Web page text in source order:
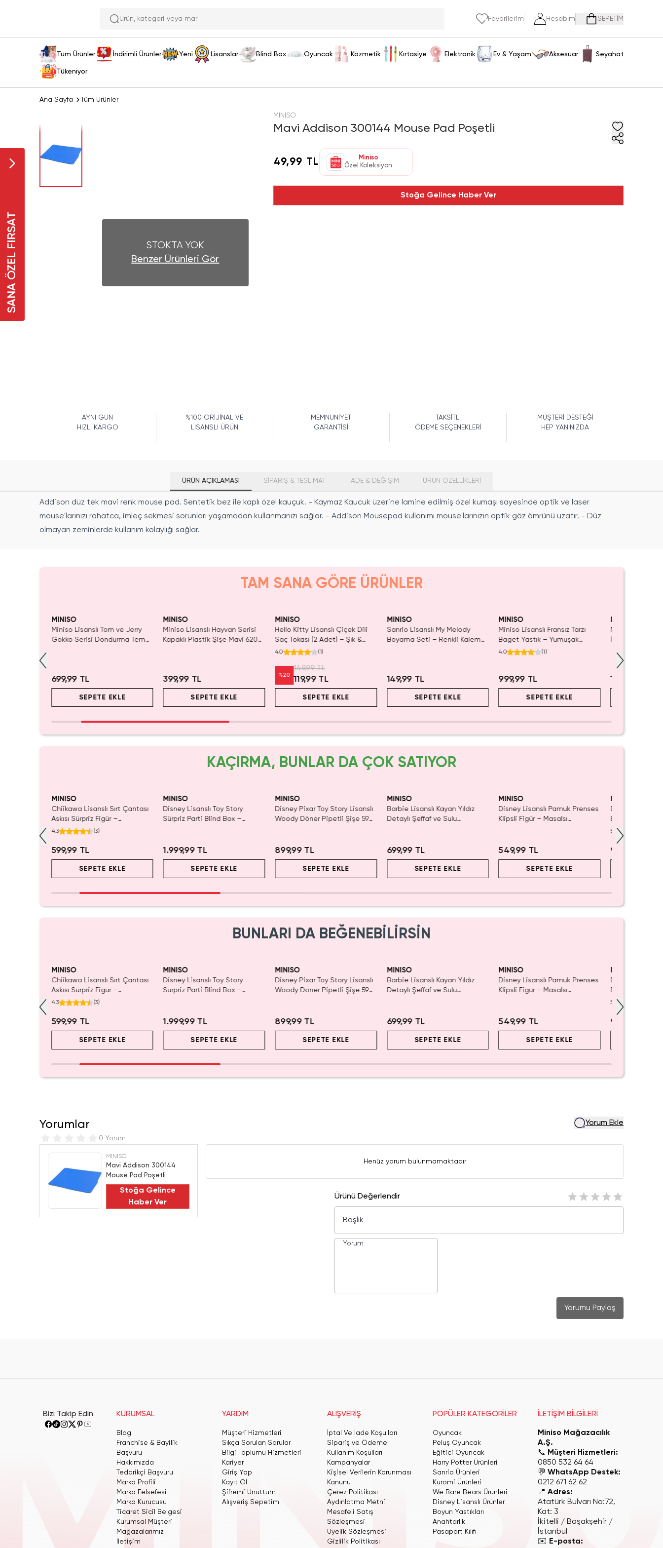
Ürün, kate Favorilerim Hesabım SEPETİM
Tüm Ürünler İndirimli Ürünler Yeni Lisanslar Blind Box Oyuncak Kozmetik Kırtasiye Elektronik Ev & Yaşam Aksesuar Seyahat
Tükeniyor
SANA ÖZEL FIRSAT
Ana Sayfa Tüm Ürünler
STOKTA YOK
Benzer Ürünleri Gör
MINISO
Mavi Addison 300144 Mouse Pad Poşetli
49,99 TL
Miniso
Özel Koleksiyon
Stoğa Gelince Haber Ver
AYNI GÜN
HIZLI KARGO
%100 ORİJİNAL VE
LİSANSLI ÜRÜN
MEMNUNİYET
GARANTİSİ
TAKSİTLİ
ÖDEME SEÇENEKLERİ
MÜŞTERİ DESTEĞİ
HEP YANINIZDA
ÜRÜN AÇIKLAMASI SİPARİŞ & TESLİMAT İADE & DEĞİŞİM ÜRÜN ÖZELLIKLERI
Addison düz tek mavi renk mouse pad. Sentetik bez ile kaplı özel kauçuk. - Kaymaz Kaucuk üzerine lamine edilmiş özel kumaşı sayesinde optik ve laser
mouse'larınızı rahatca, imleç sekmesi sorunları yaşamadan kullanmanızı sağlar. - Addison Mousepad kullanımı mouse'larınızın optik göz ömrünü uzatır. - Düz
olmayan zeminlerde kullanım kolaylığı sağlar.
TAM SANA GÖRE ÜRÜNLER
MINISO
Miniso Lisanslı Tom ve Jerry
Gokko Serisi Dondurma Temalı
699,99 TL
SEPETE EKLE
MINISO
Miniso Lisanslı Hayvan Serisi
Kapaklı Plastik Şişe Mavi 620
399,99 TL
SEPETE EKLE
MINISO
Hello Kitty Lisanslı Çiçek Dili
Saç Tokası (2 Adet) – Şık &
Esnek Tasarım
4.0 (1)
%20
149,99 TL
119,99 TL
SEPETE EKLE
MINISO
Sanrio Lisanslı My Melody
Boyama Seti – Renkli Kalem
149,99 TL
SEPETE EKLE
MINISO
Miniso Lisanslı Fransız Tarzı
Baget Yastık – Yumuşak
Dekoratif 37 Cm
4.0 (1)
999,99 TL
SEPETE EKLE
Mysterious
109,99 TL
KAÇIRMA, BUNLAR DA ÇOK SATIYOR
MINISO
Chiikawa Lisanslı Sırt Çantası
Askısı Sürpriz Figür –
Koleksiyonluk Blind Box
4.3 (3)
599,99 TL
SEPETE EKLE
MINISO
Disney Lisanslı Toy Story
Sürpriz Parti Blind Box –
1.999,99 TL
SEPETE EKLE
MINISO
Disney Pixar Toy Story Lisanslı
Woody Döner Pipetli Şişe 590
899,99 TL
SEPETE EKLE
MINISO
Barbie Lisanslı Kayan Yıldız
Detaylı Şeffaf ve Sulu
699,99 TL
SEPETE EKLE
MINISO
Disney Lisanslı Pamuk Prenses
Klipsli Figür – Masalsı
549,99 TL
SEPETE EKLE
Disney Lisanslı
Blind Box –
Eğlenceli
5.0
999,99 TL
BUNLARI DA BEĞENEBİLİRSİN
MINISO
Chiikawa Lisanslı Sırt Çantası
Askısı Sürpriz Figür –
Koleksiyonluk Blind Box
4.3 (3)
599,99 TL
SEPETE EKLE
MINISO
Disney Lisanslı Toy Story
Sürpriz Parti Blind Box –
1.999,99 TL
SEPETE EKLE
MINISO
Disney Pixar Toy Story Lisanslı
Woody Döner Pipetli Şişe 590
899,99 TL
SEPETE EKLE
MINISO
Barbie Lisanslı Kayan Yıldız
Detaylı Şeffaf ve Sulu
699,99 TL
SEPETE EKLE
MINISO
Disney Lisanslı Pamuk Prenses
Klipsli Figür – Masalsı
549,99 TL
SEPETE EKLE
Disney Lisanslı
Blind Box –
Eğlenceli
5.0
999,99 TL
Yorumlar
0 Yorum
Yorum Ekle
MINISO
Mavi Addison 300144
Mouse Pad Poşetli
Stoğa Gelince
Haber Ver
Henüz yorum bulunmamaktadır
Ürünü Değerlendir
Yorumu Paylaş
Bizi Takip Edin KURUMSAL
Blog
Franchise & Bayilik
Başvuru
Hakkımızda
Tedarikçi Başvuru
Marka Profili
Marka Felsefesi
Marka Kurucusu
Ticaret Sicil Belgesi
Kurumsal Müşteri
Mağazalarımız
İletişim
YARDIM
Müşteri Hizmetleri
Sıkça Sorulan Sorular
Bilgi Toplumu Hizmetleri
Kariyer
Giriş Yap
Kayıt Ol
Şifremi Unuttum
Alışveriş Sepetim
ALIŞVERİŞ
İptal Ve İade Koşulları
Sipariş ve Ödeme
Kullanım Koşulları
Kampanyalar
Kişisel Verilerin Korunması
Kanunu
Çerez Politikası
Aydınlatma Metni
Mesafeli Satış
Sözleşmesi
Üyelik Sözleşmesi
Gizlilik Politikası
POPÜLER KATEGORİLER
Oyuncak
Peluş Oyuncak
Eğitici Oyuncak
Harry Potter Ürünleri
Sanrio Ürünleri
Kuromi Ürünleri
We Bare Bears Ürünleri
Disney Lisanslı Ürünler
Boyun Yastıkları
Anahtarlık
Pasaport Kılıfı
İLETİŞİM BİLGİLERİ
Miniso Mağazacılık
A.Ş.
📞 Müşteri Hizmetleri:
0850 532 64 64
💬WhatsApp Destek:
0212 671 62 62
📍Adres:
Atatürk Bulvarı No:72,
Kat: 3
İkitelli / Başakşehir /
İstanbul
✉️ E-posta: